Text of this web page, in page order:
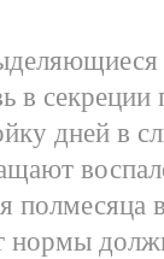
в секреции
дней в
полмесяца
нормы